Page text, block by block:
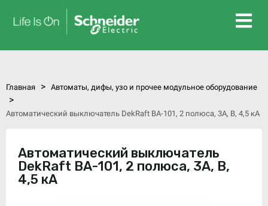
Главная > Автоматы, дифы, узо и прочее модульное оборудование
>
Автоматический выключатель DekRaft ВА-101, 2 полюса, 3А, В, 4,5 кА
Автоматический выключатель
DekRaft ВА-101, 2 полюса, 3А, В,
4,5 кА